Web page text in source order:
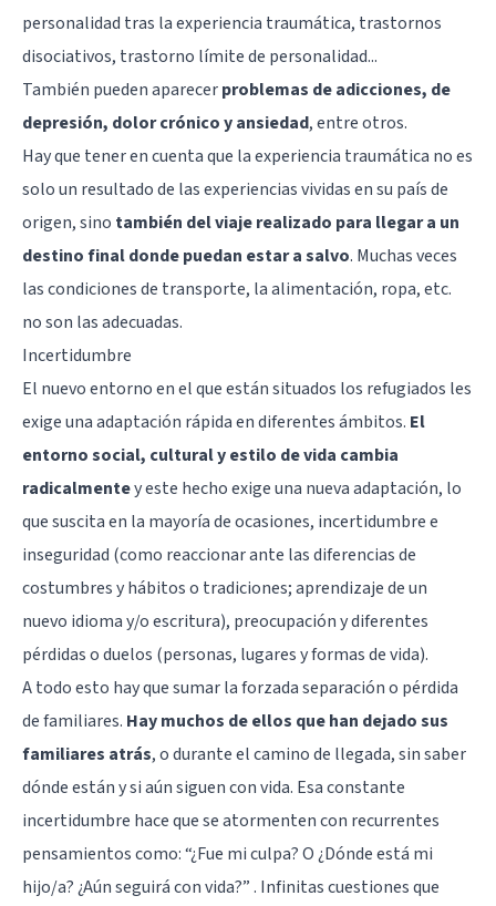
personalidad tras la experiencia traumática, trastornos
disociativos, trastorno límite de personalidad...
También pueden aparecerproblemas de adicciones, de
depresión, dolor crónico y ansiedad, entre otros.
Hay que tener en cuenta que la experiencia traumática no es
solo un resultado de las experiencias vividas en su país de
origen, sino también del viaje realizado para llegar a un
destino final donde puedan estar a salvo. Muchas veces
las condiciones de transporte, la alimentación, ropa, etc.
no son las adecuadas.
Incertidumbre
El nuevo entorno en el que están situados los refugiados les
exige una adaptación rápida en diferentes ámbitos. El
entorno social, cultural y estilo de vida cambia
radicalmentey este hecho exige una nueva adaptación, lo
que suscita en la mayoría de ocasiones, incertidumbre e
inseguridad (como reaccionar ante las diferencias de
costumbres y hábitos o tradiciones; aprendizaje de un
nuevo idioma y/o escritura), preocupación y diferentes
pérdidas o duelos (personas, lugares y formas de vida).
A todo esto hay que sumar la forzada separación o pérdida
de familiares. Hay muchos de ellos que han dejado sus
familiares atrás, o durante el camino de llegada, sin saber
dónde están y si aún siguen con vida. Esa constante
incertidumbre hace que se atormenten con recurrentes
pensamientos como: “¿Fue mi culpa? O ¿Dónde está mi
hijo/a? ¿Aún seguirá con vida?” . Infinitas cuestiones que